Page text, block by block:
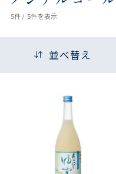
5件 / 5件を表示
並べ替え